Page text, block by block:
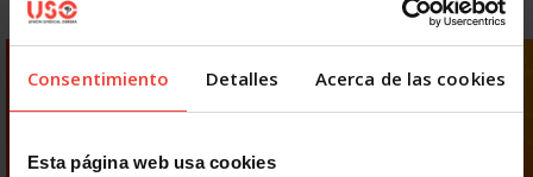
Consentimiento Detalles Acerca de las cookies
Esta página web usa cookies